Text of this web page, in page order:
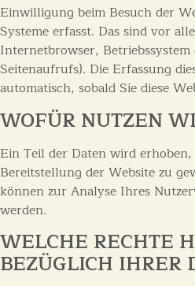
Einwilligung beim Besuch der
Systeme erfasst. Das sind vor
Internetbrowser,
Seitenaufrufs). Die Erfassung
automatisch, sobald Sie diese
WOFÜR NUTZEN
Ein Teil der Daten wird
Bereitstellung der Website zu
können zur Analyse Ihres
werden.
WELCHE RECHTE
BEZÜGLICH IHRER